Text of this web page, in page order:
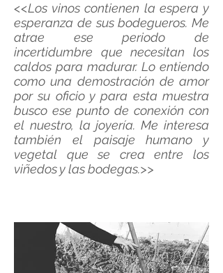
<<Los vinos contienen la espera y
esperanza de sus bodegueros. Me
atrae ese periodo de
incertidumbre que necesitan los
caldos para madurar. Lo entiendo
como una demostración de amor
por su oficio y para esta muestra
busco ese punto de conexión con
el nuestro, la joyería. Me interesa
también el paisaje humano y
vegetal que se crea entre los
viñedos y las bodegas.>>